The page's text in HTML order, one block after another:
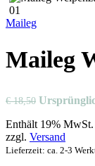
Maileg
Maileg
€18,50
Enthält 19% MwSt.
zzgl. Versand
Lieferzeit: ca. 2-3